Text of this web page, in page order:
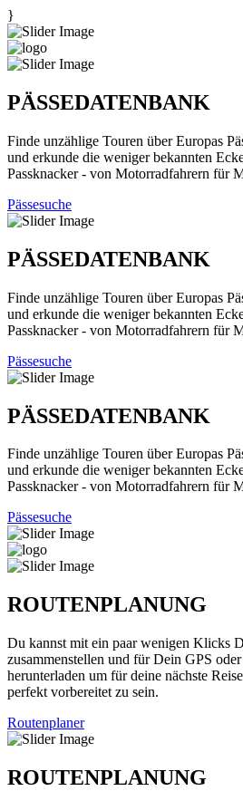
}
PÄSSEDATENBANK
Finde unzählige Touren über Europas
und erkunde die weniger bekannten
Passknacker - von Motorradfahrern für
Pässesuche
PÄSSEDATENBANK
Finde unzählige Touren über Europas
und erkunde die weniger bekannten
Passknacker - von Motorradfahrern für
Pässesuche
PÄSSEDATENBANK
Finde unzählige Touren über Europas
und erkunde die weniger bekannten
Passknacker - von Motorradfahrern für
Pässesuche
ROUTENPLANUNG
Du kannst mit ein paar wenigen Klicks
zusammenstellen und für Dein GPS
herunterladen um für deine nächste
perfekt vorbereitet zu sein.
Routenplaner
ROUTENPLANUNG